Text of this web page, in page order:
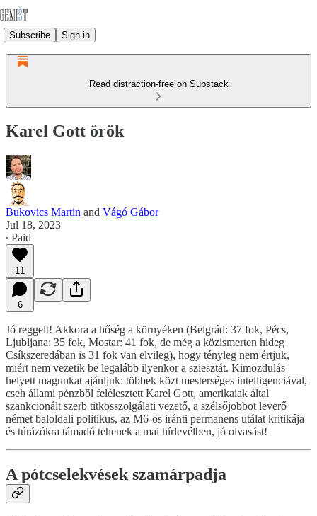
Subscribe Sign in
Read distraction-free on Substack
Karel Gott örök
Bukovics Martin and Vágó Gábor
Jul 18, 2023
∙ Paid
11
6
Jó reggelt! Akkora a hőség a környéken (Belgrád: 37 fok, Pécs,
Ljubljana: 35 fok, Mostar: 41 fok, de még a közismerten hideg
Csíkszeredában is 31 fok van elvileg), hogy tényleg nem értjük,
miért nem vezetik be legalább ilyenkor a sziesztát. Kimozdulás
helyett magunkat ajánljuk: többek közt mesterséges intelligenciával,
cseh állami pénzből felélesztett Karel Gott, amerikaiak által
szankcionált szerb titkosszolgálati vezető, a szélsőjobbot leverő
német baloldali politikus, az M6-os iránti permanens utálat kritikája
és túrázókra támadó tehenek a mai hírlevélben, jó olvasást!
A pótcselekvések szamárpadja